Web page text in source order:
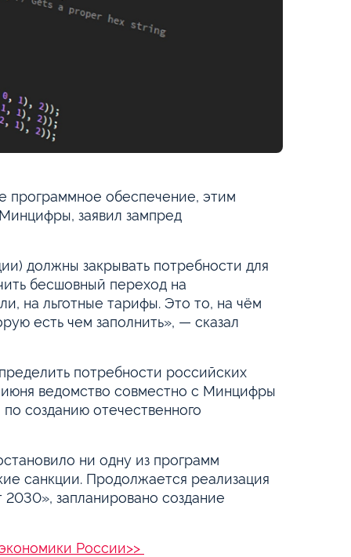
программное обеспечение, этим
заявил зампред
должны закрывать потребности для
бесшовный переход на
на льготные тарифы. Это то, на чём
есть чем заполнить», — сказал
потребности российских
ведомство совместно с Минцифры
созданию отечественного
ни одну из программ
санкции. Продолжается реализация
запланировано создание
России>>